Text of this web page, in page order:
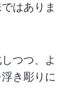
はありま
つつ、よ
き彫りに